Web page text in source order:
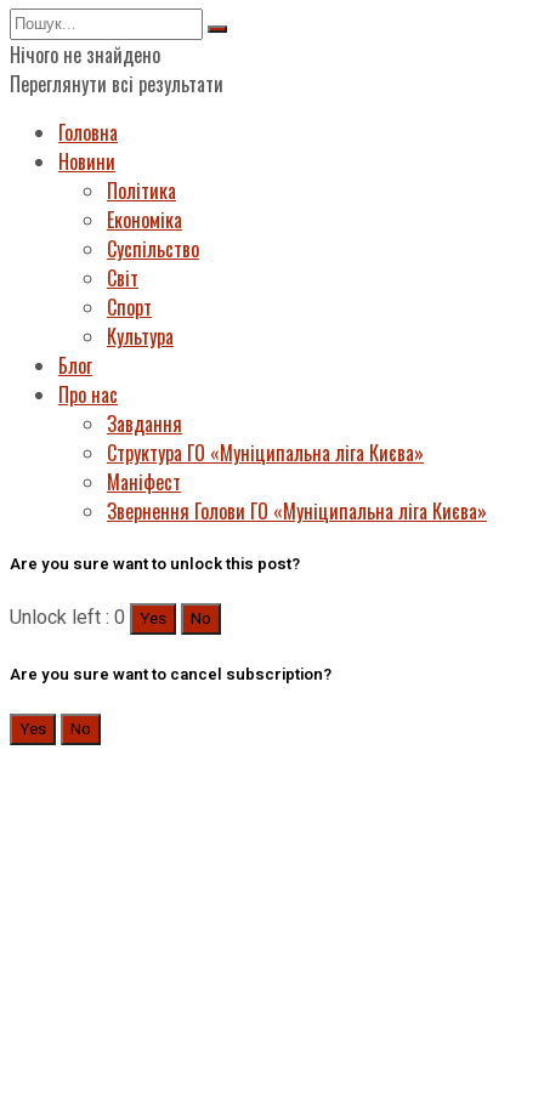
Нічого не знайдено
Переглянути всі результати
Головна
Новини
Політика
Економіка
Суспільство
Світ
Спорт
Культура
Блог
Про нас
Завдання
Структура ГО «Муніципальна ліга Києва»
Маніфест
Звернення Голови ГО «Муніципальна ліга Києва»
Are you sure want to unlock this post?
Unlock left : 0 Yes No
Are you sure want to cancel subscription?
Yes No